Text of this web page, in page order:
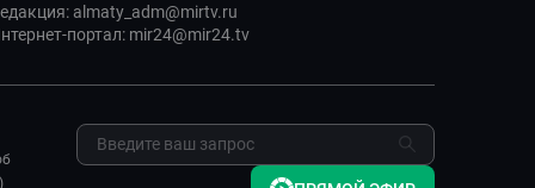
almaty_adm@mirtv.ru
портал: mir24@mir24.tv